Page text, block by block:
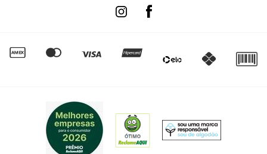
Regulamento de Promoções
Canal de Denúncias | Ética